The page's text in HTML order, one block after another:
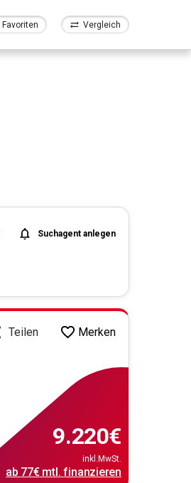
Favoriten Vergleich
Suchagent anlegen
Teilen Merken
9.220€
inkl.MwSt.
ab 77€mtl. finanzieren